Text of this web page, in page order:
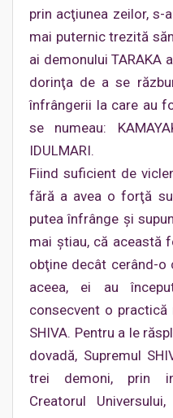
prin acţiunea zeilor, s-
mai puternic trezită
ai demonului TARAKA
dorinţa de a se
înfrângerii la care au
se numeau:
IDULMARI.
Fiind suficient de
fără a avea o forţă
putea înfrânge şi
mai ştiau, că această
obţine decât cerând-o
aceea, ei au
consecvent o
SHIVA. Pentru a le
dovadă, Supremul
trei demoni, prin
Creatorul